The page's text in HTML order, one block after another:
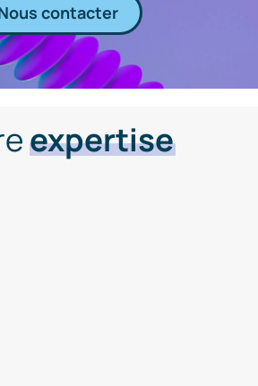
contacter
expertise